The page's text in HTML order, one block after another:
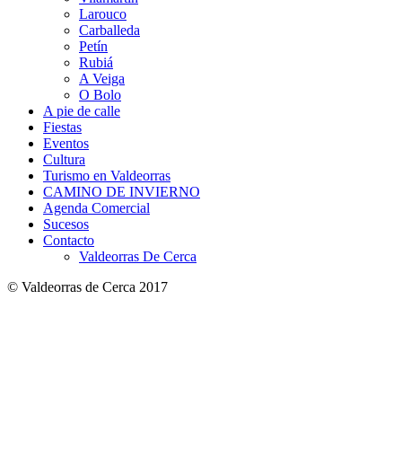
Larouco
Carballeda
Petín
Rubiá
A Veiga
O Bolo
A pie de calle
Fiestas
Eventos
Cultura
Turismo en Valdeorras
CAMINO DE INVIERNO
Agenda Comercial
Sucesos
Contacto
Valdeorras De Cerca
© Valdeorras de Cerca 2017